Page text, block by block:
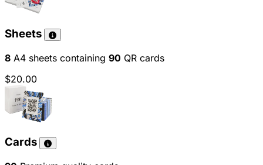
Sheets
8 A4 sheets containing 90 QR cards
$20.00
Cards